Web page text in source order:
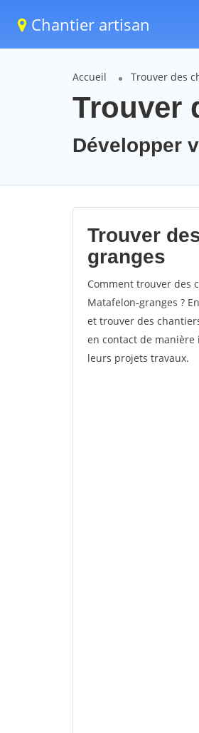
Chantier artisan
Accueil Trouver des
Trouver
Développer
Trouver
granges
Comment trouver des
Matafelon-granges ?
et trouver des
en contact de
leurs projets travaux.